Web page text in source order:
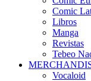
Comic
Libros
Manga
Revistas
Tebeo
Vocaloid